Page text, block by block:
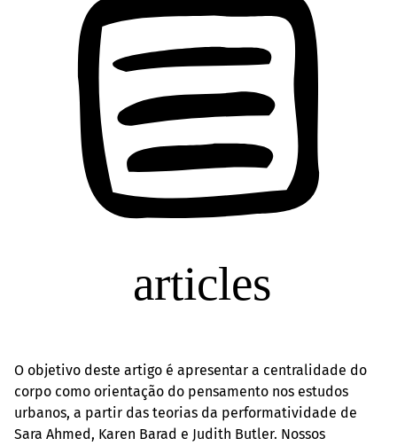
O objetivo deste artigo é apresentar a centralidade do
corpo como orientação do pensamento nos estudos
urbanos, a partir das teorias da performatividade de
Sara Ahmed, Karen Barad e Judith Butler. Nossos